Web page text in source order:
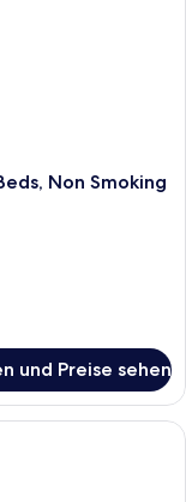
Non Smoking
und Preise sehen
mit einem großen